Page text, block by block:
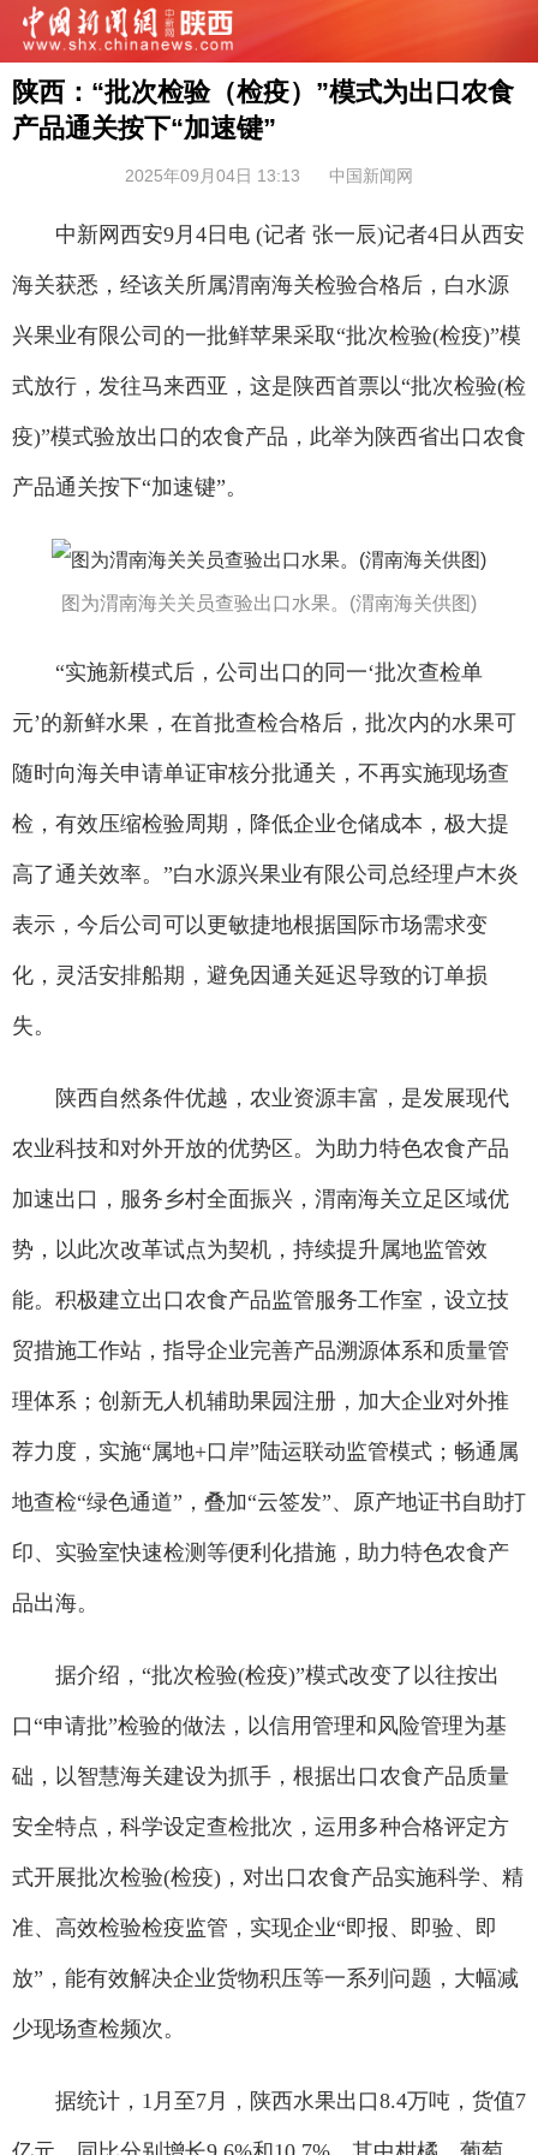
陕西：“批次检验（检疫）”模式为出口农食
产品通关按下“加速键”
2025年09月04日 13:13 中国新闻网
中新网西安9月4日电 (记者 张一辰)记者4日从西安
海关获悉，经该关所属渭南海关检验合格后，白水源
兴果业有限公司的一批鲜苹果采取“批次检验(检疫)”模
式放行，发往马来西亚，这是陕西首票以“批次检验(检
疫)”模式验放出口的农食产品，此举为陕西省出口农食
产品通关按下“加速键”。
图为渭南海关关员查验出口水果。(渭南海关供图)
“实施新模式后，公司出口的同一‘批次查检单
元’的新鲜水果，在首批查检合格后，批次内的水果可
随时向海关申请单证审核分批通关，不再实施现场查
检，有效压缩检验周期，降低企业仓储成本，极大提
高了通关效率。”白水源兴果业有限公司总经理卢木炎
表示，今后公司可以更敏捷地根据国际市场需求变
化，灵活安排船期，避免因通关延迟导致的订单损
失。
陕西自然条件优越，农业资源丰富，是发展现代
农业科技和对外开放的优势区。为助力特色农食产品
加速出口，服务乡村全面振兴，渭南海关立足区域优
势，以此次改革试点为契机，持续提升属地监管效
能。积极建立出口农食产品监管服务工作室，设立技
贸措施工作站，指导企业完善产品溯源体系和质量管
理体系；创新无人机辅助果园注册，加大企业对外推
荐力度，实施“属地+口岸”陆运联动监管模式；畅通属
地查检“绿色通道”，叠加“云签发”、原产地证书自助打
印、实验室快速检测等便利化措施，助力特色农食产
品出海。
据介绍，“批次检验(检疫)”模式改变了以往按出
口“申请批”检验的做法，以信用管理和风险管理为基
础，以智慧海关建设为抓手，根据出口农食产品质量
安全特点，科学设定查检批次，运用多种合格评定方
式开展批次检验(检疫)，对出口农食产品实施科学、精
准、高效检验检疫监管，实现企业“即报、即验、即
放”，能有效解决企业货物积压等一系列问题，大幅减
少现场查检频次。
据统计，1月至7月，陕西水果出口8.4万吨，货值7